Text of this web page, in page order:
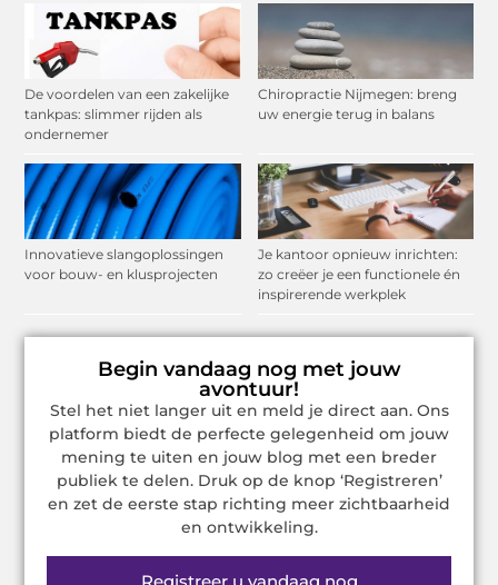
De voordelen van een zakelijke
tankpas: slimmer rijden als
ondernemer
Chiropractie Nijmegen: breng
uw energie terug in balans
Innovatieve slangoplossingen
voor bouw- en klusprojecten
Je kantoor opnieuw inrichten:
zo creëer je een functionele én
inspirerende werkplek
Begin vandaag nog met jouw
avontuur!
Stel het niet langer uit en meld je direct aan. Ons
platform biedt de perfecte gelegenheid om jouw
mening te uiten en jouw blog met een breder
publiek te delen. Druk op de knop ‘Registreren’
en zet de eerste stap richting meer zichtbaarheid
en ontwikkeling.
Registreer u vandaag nog